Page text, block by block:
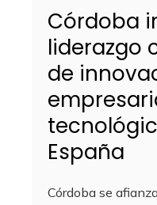
Córdoba
liderazgo
de
España
Córdoba se